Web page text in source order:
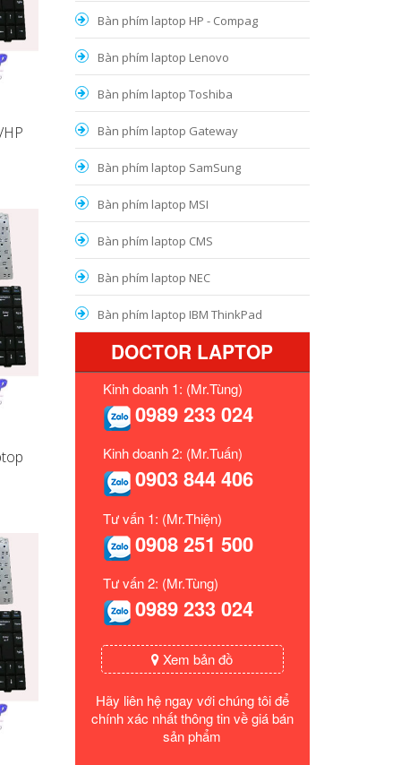
Bàn phím laptop HP - Compag
Bàn phím laptop Lenovo
Bàn phím laptop Toshiba
Bàn phím laptop Gateway
Bàn phím laptop SamSung
Bàn phím laptop MSI
Bàn phím laptop CMS
Bàn phím laptop NEC
Bàn phím laptop IBM ThinkPad
DOCTOR LAPTOP
Kinh doanh 1: (Mr.Tùng)
0989 233 024
Kinh doanh 2: (Mr.Tuấn)
0903 844 406
Tư vấn 1: (Mr.Thiện)
0908 251 500
Tư vấn 2: (Mr.Tùng)
0989 233 024
Xem bản đồ
Hãy liên hệ ngay với chúng tôi để
chính xác nhất thông tin về giá bán
sản phẩm